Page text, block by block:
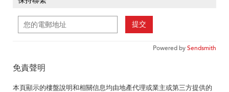
提交
Powered bySendsmith
免責聲明
本頁顯示的樓盤說明和相關信息均由地產代理或業主或第三方提供的